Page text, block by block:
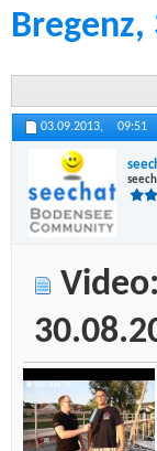
Bregenz,
03.09.2013, 09:51